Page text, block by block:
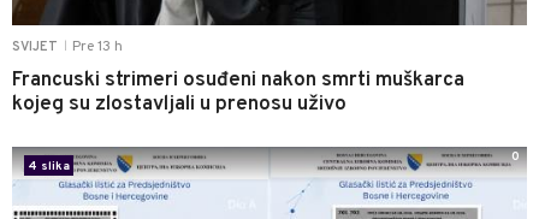
SVIJET Pre 13 h
Francuski strimeri osuđeni nakon smrti muškarca
kojeg su zlostavljali u prenosu uživo
4 slika
0